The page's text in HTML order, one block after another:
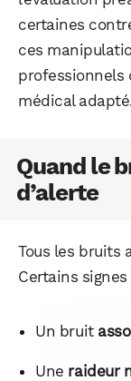
certaines
ces
professionnels
médical
Quand le
d’alerte
Tous les bruits
Certains
Un bruit
Une raideur